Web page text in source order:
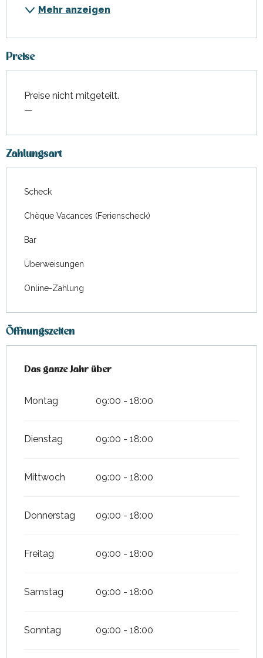
Mehr anzeigen
Preise
Preise nicht mitgeteilt.
—
Zahlungsart
Scheck
Chèque Vacances (Ferienscheck)
Bar
Überweisungen
Online-Zahlung
Öffnungszeiten
Das ganze Jahr über
Das ganze Jahr über
Montag 09:00 - 18:00
Dienstag 09:00 - 18:00
Mittwoch 09:00 - 18:00
Donnerstag 09:00 - 18:00
Freitag 09:00 - 18:00
Samstag 09:00 - 18:00
Sonntag 09:00 - 18:00